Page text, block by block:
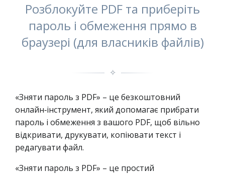
Розблокуйте PDF та приберіть
пароль і обмеження прямо в
браузері (для власників файлів)
✧
«Зняти пароль з PDF» – це безкоштовний
онлайн‑інструмент, який допомагає прибрати
пароль і обмеження з вашого PDF, щоб вільно
відкривати, друкувати, копіювати текст і
редагувати файл.
«Зняти пароль з PDF» – це простий